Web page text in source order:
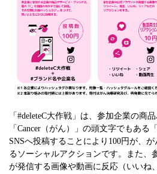
「#deleteC大作戦」は、参加企業の商
「Cancer（がん）」の頭文字でもある
SNSへ投稿することにより100円が、
るソーシャルアクションです。また、
が発信する画像や動画に反応（いいね